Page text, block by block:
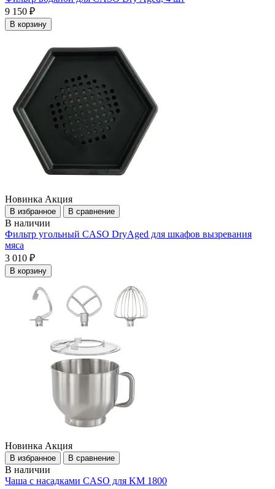
9 150 ₽
В корзину
Новинка Акция
В избранное В сравнение
В наличии
Фильтр угольный CASO DryAged для шкафов вызревания
мяса
3 010 ₽
В корзину
Новинка Акция
В избранное В сравнение
В наличии
Чаша c насадками CASO для KM 1800